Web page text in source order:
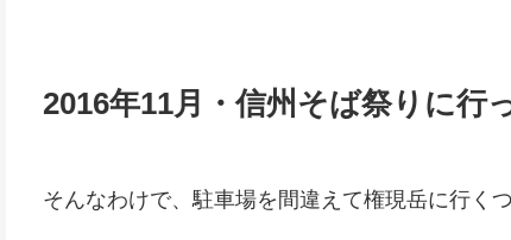
2016年11月・信州そば祭りに行
そんなわけで、駐車場を間違えて権現岳に行く